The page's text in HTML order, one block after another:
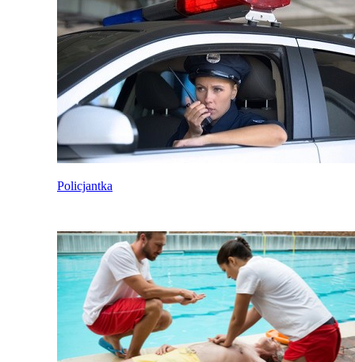
Policjantka